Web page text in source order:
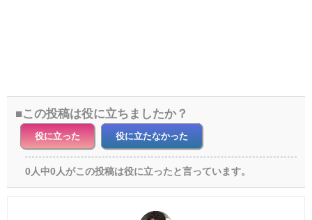
この投稿は役に立ちましたか？
役に立った 役に立たなかった
0人中0人がこの投稿は役に立ったと言っています。